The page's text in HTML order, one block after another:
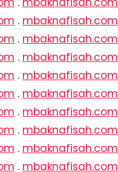
. mbaknafisah.com
. mbaknafisah.com
. mbaknafisah.com
. mbaknafisah.com
. mbaknafisah.com
. mbaknafisah.com
. mbaknafisah.com
. mbaknafisah.com
. mbaknafisah.com